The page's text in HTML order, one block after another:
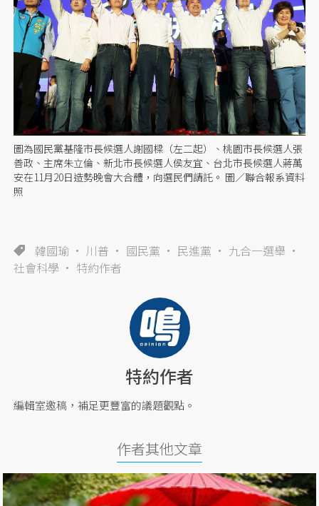
圖為國民黨基隆市長候選人謝國樑（左二起）、桃園市長候選人張
善政、主席朱立倫、新北市長候選人侯友宜、台北市長候選人蔣萬
安在11月20日造勢晚會大合體，向選民們請託。 圖／聯合報系資料
照
韓國瑜 川普 國民黨 民進黨
九合一選舉
社會科學
特約作者
特約作者
編輯室邀稿，補足更豐富的議題觀點。
作者其他文章